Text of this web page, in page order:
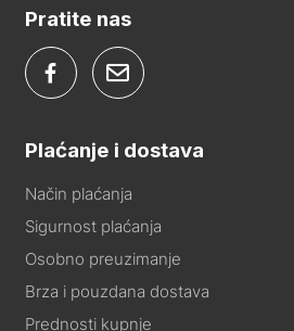
Pratite nas
Plaćanje i dostava
Način plaćanja
Sigurnost plaćanja
Osobno preuzimanje
Brza i pouzdana dostava
Prednosti kupnje